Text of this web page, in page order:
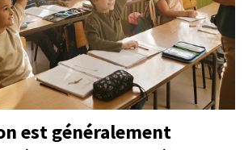
est généralement